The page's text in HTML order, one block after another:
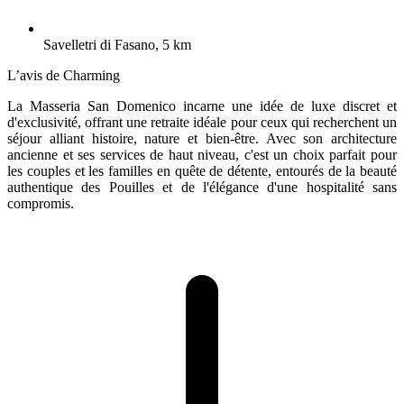
Savelletri di Fasano, 5 km
L’avis de Charming
La Masseria San Domenico incarne une idée de luxe discret et
d'exclusivité, offrant une retraite idéale pour ceux qui recherchent un
séjour alliant histoire, nature et bien-être. Avec son architecture
ancienne et ses services de haut niveau, c'est un choix parfait pour
les couples et les familles en quête de détente, entourés de la beauté
authentique des Pouilles et de l'élégance d'une hospitalité sans
compromis.